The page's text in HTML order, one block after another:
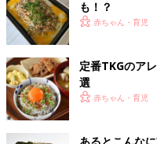
も！？
赤ちゃん・育児
定番TKGのア
選
赤ちゃん・育児
あるとこんな